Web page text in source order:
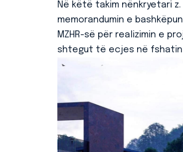
Në këtë takim nënkryetari z.
memorandumin e
MZHR-së për realizimin e
shtegut të ecjes në fshatin